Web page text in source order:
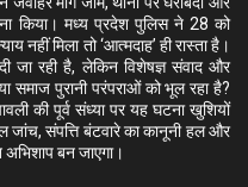
किया। मध्य प्रदेश पुलिस ने 28 को
नहीं मिला तो ‘आत्मदाह’ ही रास्ता है।
जा रही है, लेकिन विशेषज्ञ संवाद और
समाज पुरानी परंपराओं को भूल रहा है?
की पूर्व संध्या पर यह घटना खुशियों
संपत्ति बंटवारे का कानूनी हल और
बन जाएगा।